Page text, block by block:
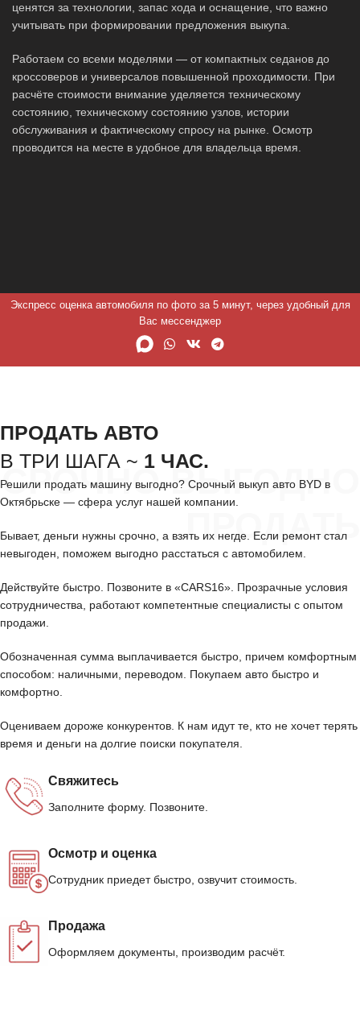
ценятся за технологии, запас хода и оснащение, что важно
учитывать при формировании предложения выкупа.
Работаем со всеми моделями — от компактных седанов до
кроссоверов и универсалов повышенной проходимости. При
расчёте стоимости внимание уделяется техническому
состоянию, техническому состоянию узлов, истории
обслуживания и фактическому спросу на рынке. Осмотр
проводится на месте в удобное для владельца время.
Экспресс оценка автомобиля по фото за 5 минут, через удобный для
Вас мессенджер
СРОЧНО ВЫГОДНО
ПРОДАТЬ
ПРОДАТЬ АВТО
В ТРИ ШАГА ~ 1 ЧАС.
Решили продать машину выгодно? Срочный выкуп авто BYD в
Октябрьске — сфера услуг нашей компании.
Бывает, деньги нужны срочно, а взять их негде. Если ремонт стал
невыгоден, поможем выгодно расстаться с автомобилем.
Действуйте быстро. Позвоните в «CARS16». Прозрачные условия
сотрудничества, работают компетентные специалисты с опытом
продажи.
Обозначенная сумма выплачивается быстро, причем комфортным
способом: наличными, переводом. Покупаем авто быстро и
комфортно.
Оцениваем дороже конкурентов. К нам идут те, кто не хочет терять
время и деньги на долгие поиски покупателя.
Свяжитесь
Заполните форму. Позвоните.
Осмотр и оценка
Сотрудник приедет быстро, озвучит стоимость.
Продажа
Оформляем документы, производим расчёт.